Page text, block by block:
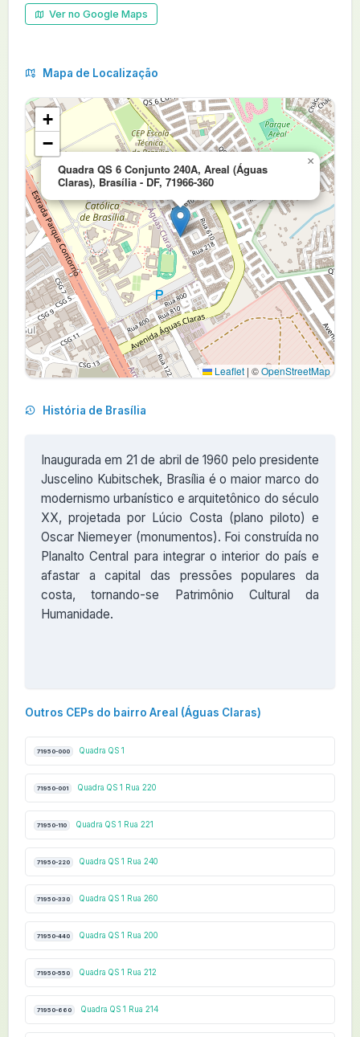
Ver no Google Maps
Mapa de Localização
Quadra QS 6 Conjunto 240A, Areal (Águas
Claras), Brasília - DF, 71966-360
×
+
−
Leaflet | ©OpenStreetMap
História de Brasília
Inaugurada em 21 de abril de 1960 pelo presidente
Juscelino Kubitschek, Brasília é o maior marco do
modernismo urbanístico e arquitetônico do século
XX, projetada por Lúcio Costa (plano piloto) e
Oscar Niemeyer (monumentos). Foi construída no
Planalto Central para integrar o interior do país e
afastar a capital das pressões populares da
costa, tornando-se Patrimônio Cultural da
Humanidade.
Outros CEPs do bairro Areal (Águas Claras)
71950-000 Quadra QS 1
71950-001 Quadra QS 1 Rua 220
71950-110 Quadra QS 1 Rua 221
71950-220 Quadra QS 1 Rua 240
71950-330 Quadra QS 1 Rua 260
71950-440 Quadra QS 1 Rua 200
71950-550 Quadra QS 1 Rua 212
71950-660 Quadra QS 1 Rua 214